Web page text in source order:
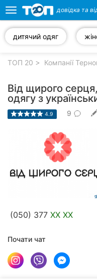
компанії
Популярні
рубрики:
Автошколи
клініки
Ветеринарні
Toggle
navigation
довідка та
дитячий одяг
ТОП 20 Компанії
Від щирого
одягу з
4.9 9
(050) 377 XX XX
Почати чат